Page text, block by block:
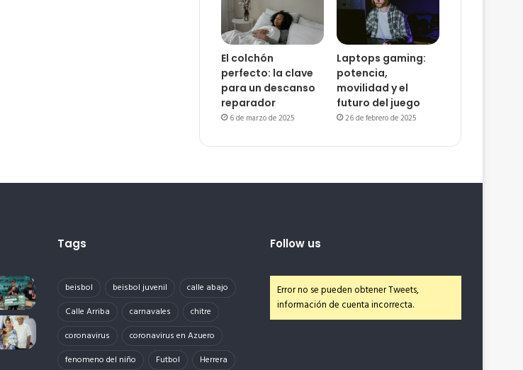
El colchón
perfecto: la clave
para un descanso
reparador
6 de marzo de 2025
Laptops gaming:
potencia,
movilidad y el
futuro del juego
26 de febrero de 2025
Tags
beisbol beisbol juvenil
calle abajo
Calle Arriba
carnavales
chitre
coronavirus
coronavirus en Azuero
fenomeno del niño
Futbol
Herrera
Follow us
Error no se pueden obtener Tweets,
información de cuenta incorrecta.